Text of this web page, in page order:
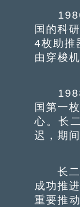
1980
国的科
4枚助推
由穿梭
1988
国第一
心。长
迟，期
长二捆
成功推
重要推